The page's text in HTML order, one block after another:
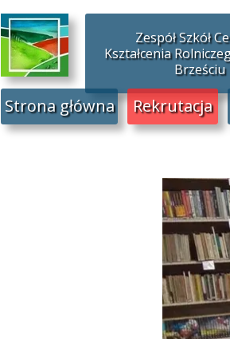
Rekrutacja
Strona główna
Zespół Szkół
Kształcenia
Brześciu